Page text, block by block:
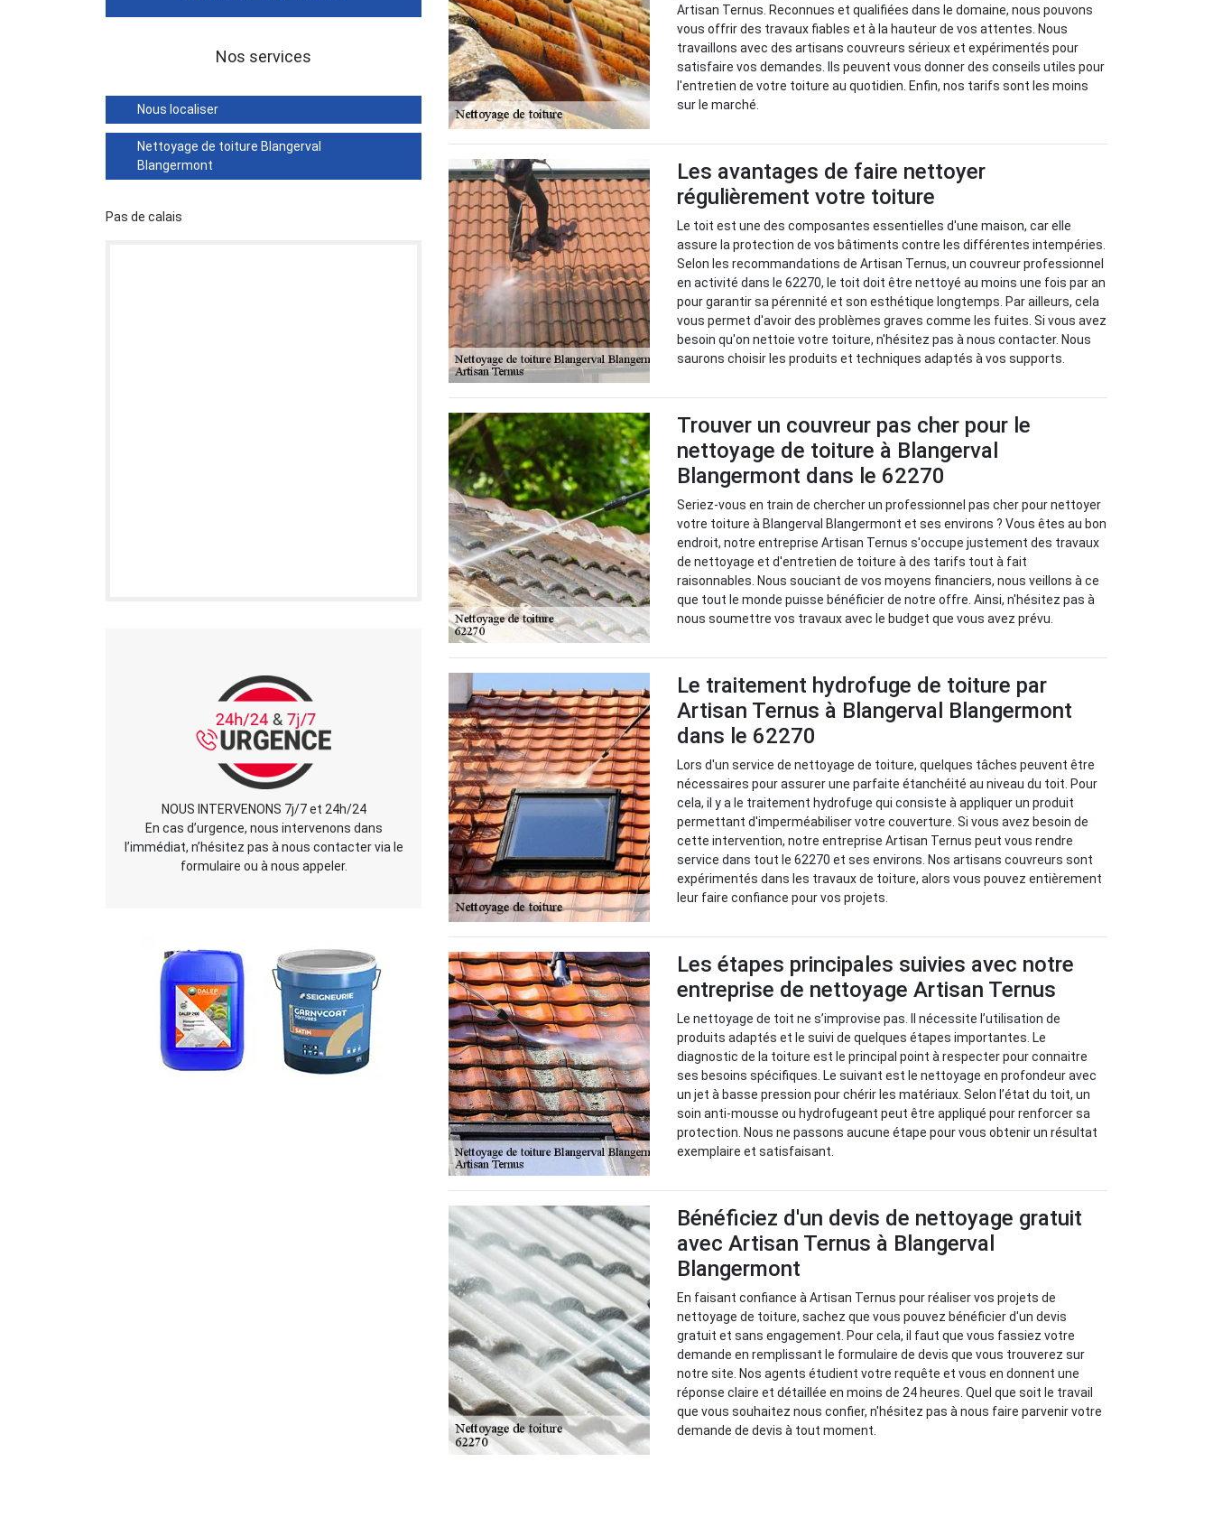
Nos services
Nous localiser
Nettoyage de toiture Blangerval
Blangermont
Pas de calais
NOUS INTERVENONS 7j/7 et 24h/24
En cas d’urgence, nous intervenons dans
l’immédiat, n’hésitez pas à nous contacter via le
formulaire ou à nous appeler.
Artisan Ternus. Reconnues et qualifiées dans le domaine, nous pouvons
vous offrir des travaux fiables et à la hauteur de vos attentes. Nous
travaillons avec des artisans couvreurs sérieux et expérimentés pour
satisfaire vos demandes. Ils peuvent vous donner des conseils utiles pour
l'entretien de votre toiture au quotidien. Enfin, nos tarifs sont les moins
sur le marché.
Les avantages de faire nettoyer
régulièrement votre toiture
Le toit est une des composantes essentielles d'une maison, car elle
assure la protection de vos bâtiments contre les différentes intempéries.
Selon les recommandations de Artisan Ternus, un couvreur professionnel
en activité dans le 62270, le toit doit être nettoyé au moins une fois par an
pour garantir sa pérennité et son esthétique longtemps. Par ailleurs, cela
vous permet d'avoir des problèmes graves comme les fuites. Si vous avez
besoin qu'on nettoie votre toiture, n'hésitez pas à nous contacter. Nous
saurons choisir les produits et techniques adaptés à vos supports.
Trouver un couvreur pas cher pour le
nettoyage de toiture à Blangerval
Blangermont dans le 62270
Seriez-vous en train de chercher un professionnel pas cher pour nettoyer
votre toiture à Blangerval Blangermont et ses environs ? Vous êtes au bon
endroit, notre entreprise Artisan Ternus s'occupe justement des travaux
de nettoyage et d'entretien de toiture à des tarifs tout à fait
raisonnables. Nous souciant de vos moyens financiers, nous veillons à ce
que tout le monde puisse bénéficier de notre offre. Ainsi, n'hésitez pas à
nous soumettre vos travaux avec le budget que vous avez prévu.
Le traitement hydrofuge de toiture par
Artisan Ternus à Blangerval Blangermont
dans le 62270
Lors d'un service de nettoyage de toiture, quelques tâches peuvent être
nécessaires pour assurer une parfaite étanchéité au niveau du toit. Pour
cela, il y a le traitement hydrofuge qui consiste à appliquer un produit
permettant d'imperméabiliser votre couverture. Si vous avez besoin de
cette intervention, notre entreprise Artisan Ternus peut vous rendre
service dans tout le 62270 et ses environs. Nos artisans couvreurs sont
expérimentés dans les travaux de toiture, alors vous pouvez entièrement
leur faire confiance pour vos projets.
Les étapes principales suivies avec notre
entreprise de nettoyage Artisan Ternus
Le nettoyage de toit ne s’improvise pas. Il nécessite l’utilisation de
produits adaptés et le suivi de quelques étapes importantes. Le
diagnostic de la toiture est le principal point à respecter pour connaitre
ses besoins spécifiques. Le suivant est le nettoyage en profondeur avec
un jet à basse pression pour chérir les matériaux. Selon l’état du toit, un
soin anti-mousse ou hydrofugeant peut être appliqué pour renforcer sa
protection. Nous ne passons aucune étape pour vous obtenir un résultat
exemplaire et satisfaisant.
Bénéficiez d'un devis de nettoyage gratuit
avec Artisan Ternus à Blangerval
Blangermont
En faisant confiance à Artisan Ternus pour réaliser vos projets de
nettoyage de toiture, sachez que vous pouvez bénéficier d'un devis
gratuit et sans engagement. Pour cela, il faut que vous fassiez votre
demande en remplissant le formulaire de devis que vous trouverez sur
notre site. Nos agents étudient votre requête et vous en donnent une
réponse claire et détaillée en moins de 24 heures. Quel que soit le travail
que vous souhaitez nous confier, n'hésitez pas à nous faire parvenir votre
demande de devis à tout moment.